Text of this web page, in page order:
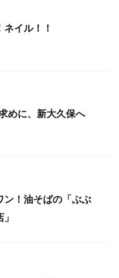
イル！！
めに、新大久保へ
ン！油そばの「ぶぶ